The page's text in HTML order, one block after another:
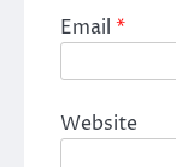
Email *
Website